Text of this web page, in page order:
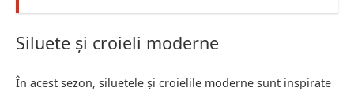
Siluete și croieli moderne
În acest sezon, siluetele și croielile moderne sunt inspirate